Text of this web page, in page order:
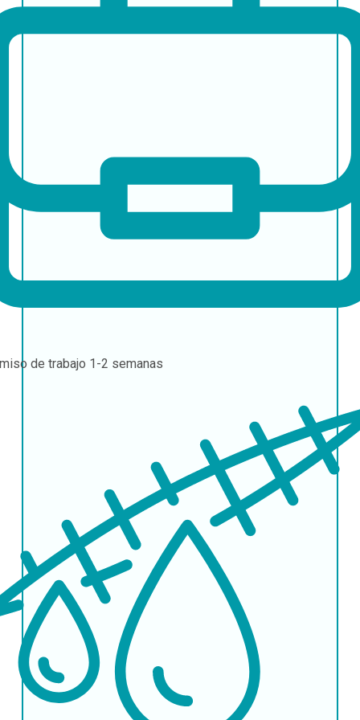
de trabajo 1-2 semanas